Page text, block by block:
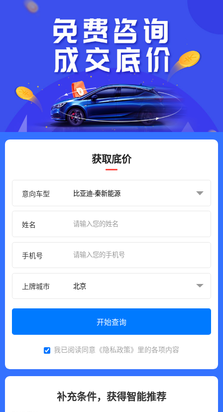
获取底价
意向车型
姓名
手机号
上牌城市
开始查询
我已阅读同意 《隐私政策》 里的各项内容
补充条件，获得智能推荐